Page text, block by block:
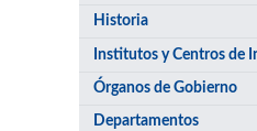
Historia
Institutos y Centros de
Órganos de Gobierno
Departamentos